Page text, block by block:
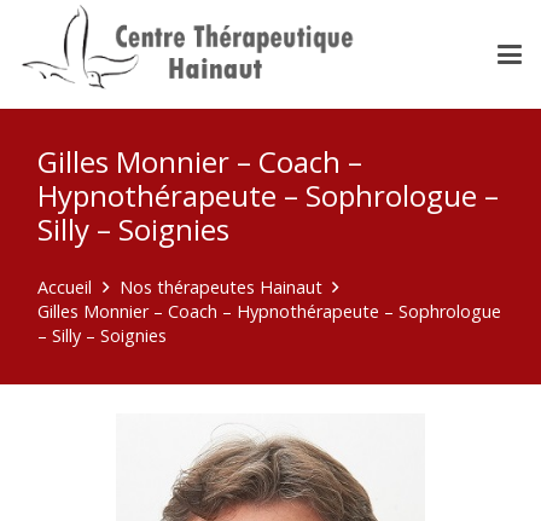
Gilles Monnier – Coach –
Hypnothérapeute – Sophrologue –
Silly – Soignies
Accueil
Nos thérapeutes Hainaut
Gilles Monnier – Coach – Hypnothérapeute – Sophrologue
– Silly – Soignies